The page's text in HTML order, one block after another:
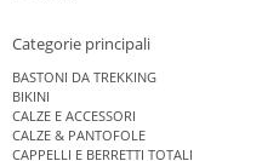
Categorie principali
BASTONI DA TREKKING
BIKINI
CALZE E ACCESSORI
CALZE & PANTOFOLE
CAPPELLI E BERRETTI TOTALI